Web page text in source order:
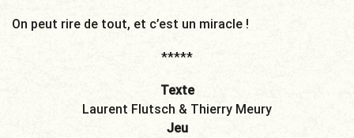
On peut rire de tout, et c’est un miracle !
*****
Texte
Laurent Flutsch & Thierry Meury
Jeu